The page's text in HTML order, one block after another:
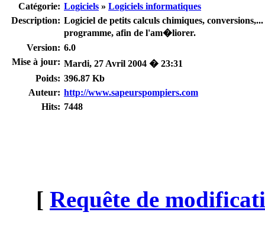
Catégorie: Logiciels » Logiciels informatiques
Description: Logiciel de petits calculs chimiques,
programme, afin de l'am�liorer.
Version: 6.0
Mise à jour: Mardi, 27 Avril 2004 � 23:31
Poids: 396.87 Kb
Auteur: http://www.sapeurspompiers.com
Hits: 7448
[ Requête de